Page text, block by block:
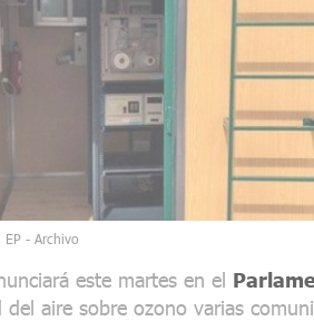
- Archivo
este martes en el
aire sobre ozono varias